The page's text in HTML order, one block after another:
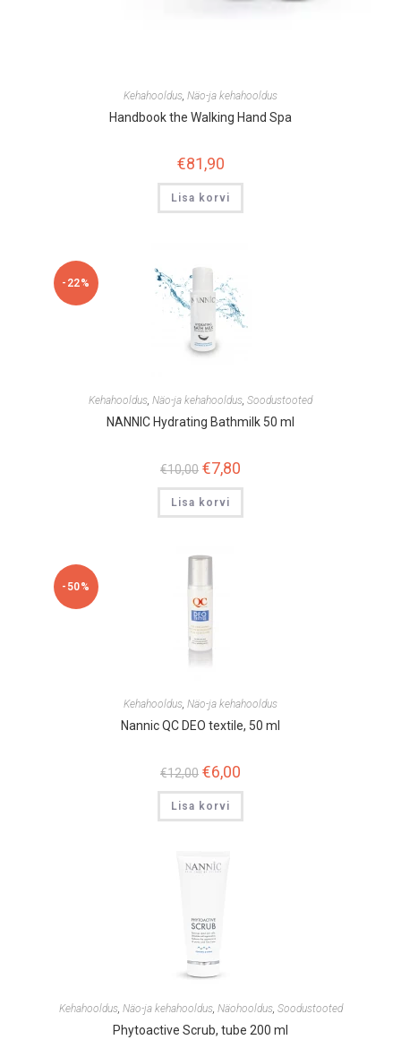
Kehahooldus, Näo-ja kehahooldus
Handbook the Walking Hand Spa
€81,90
Lisa korvi
-22%
Kehahooldus Näo-ja kehahooldus Soodustooted
NANNIC Hydrating Bathmilk 50 ml
€10,00 Algne
hind
oli:
€10,00.
€7,80
on:
Lisa korvi
-50%
Kehahooldus, Näo-ja kehahooldus
Nannic QC DEO textile, 50 ml
€12,00 Algne
hind
oli:
€12,00.
€6,00
on:
Lisa korvi
Kehahooldus, Näo-ja kehahooldus, Näohooldus, Soodustooted
Phytoactive Scrub, tube 200 ml